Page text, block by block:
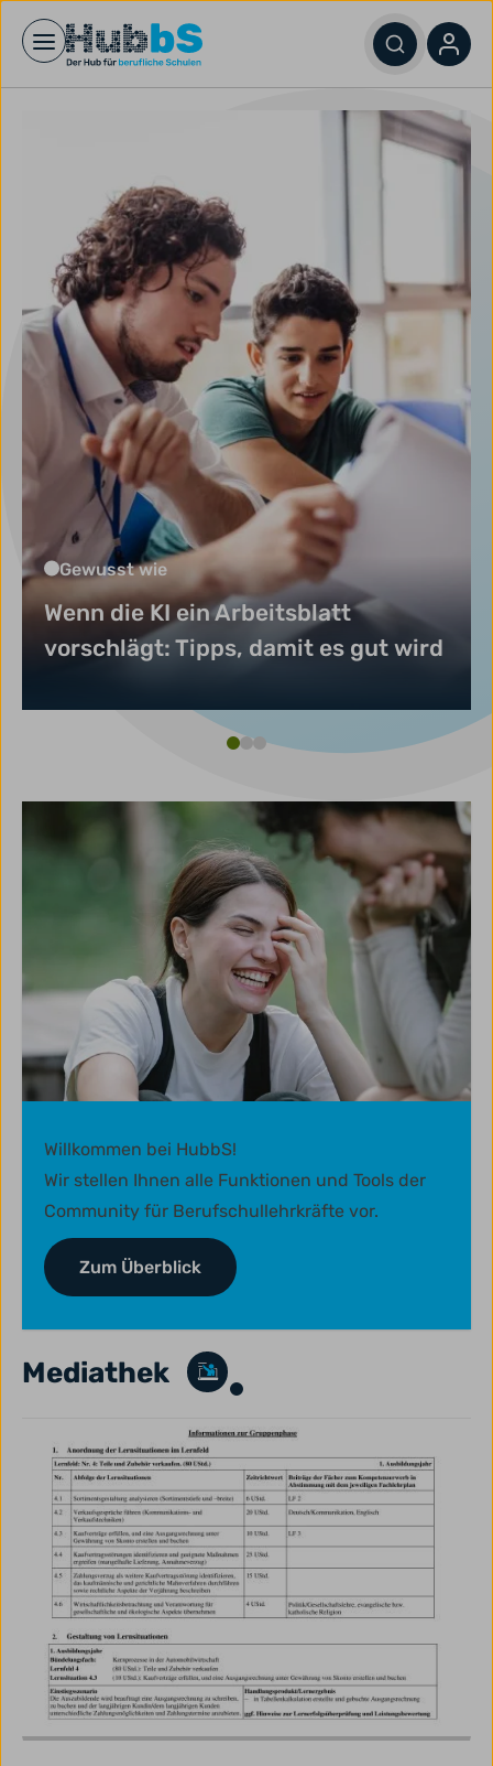
Open main menu
Gewusst wie
Wenn die KI ein Arbeitsblatt
vorschlägt: Tipps, damit es gut wird
Willkommen bei HubbS!
Wir stellen Ihnen alle Funktionen und Tools der
Community für Berufschullehrkräfte vor.
Zum Überblick
Mediathek